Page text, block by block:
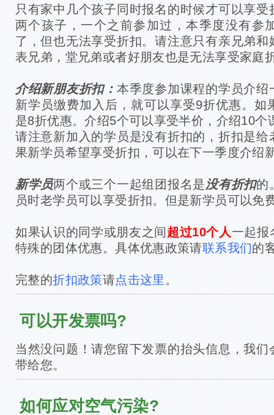
只有家中几个孩子同时报名的时候才可以享
两个孩子，一个之前参加过，本季度没有参
了，但也无法享受折扣。请注意只有亲兄弟
表兄弟，堂兄弟或者好朋友也是无法享受家庭
介绍新朋友折扣： 本季度参加课程的学员介
新学员缴费加入后，就可以享受9折优惠。如
是8折优惠。介绍5个可以享受半价，介绍10个
请注意新加入的学员是没有折扣的，折扣是
果新学员希望享受折扣，可以在下一季度介绍
新学员两个或三个一起组团报名是没有折扣的
员时老学员可以享受折扣。但是新学员可以免
如果认识的同学或朋友之间超过10个人 一起报
特殊的团体优惠。具体优惠政策请联系我们的
完整的折扣政策请点击这里 。
可以开发票吗?
当然没问题！请您留下发票的抬头信息，我
带给您。
如何应对空气污染?